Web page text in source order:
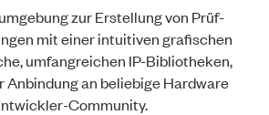
zur Erstellung von Prüf-
mit einer intuitiven grafischen
umfangreichen IP-Bibliotheken,
Anbindung an beliebige Hardware
Community.